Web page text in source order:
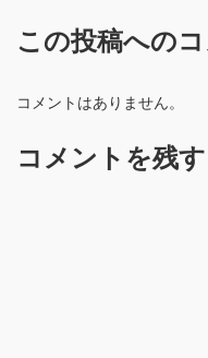
この投稿への
コメントはありません。
コメントを残す